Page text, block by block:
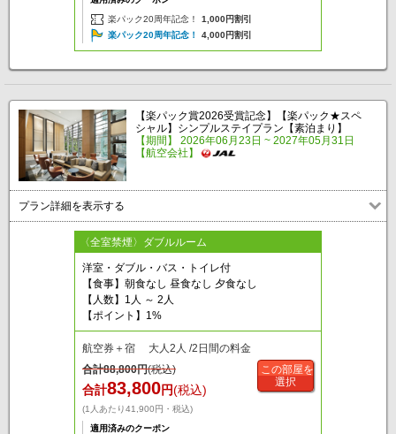
楽パック20周年記念！
1,000円割引
楽パック20周年記念！
4,000円割引
【楽パック賞2026受賞記念】【楽パック★スペ
シャル】シンプルステイプラン【素泊まり】
【期間】 2026年06月23日 ~ 2027年05月31日
【航空会社】
プラン詳細を表示する
〈全室禁煙〉ダブルルーム
洋室・ダブル・バス・トイレ付
【食事】朝食なし 昼食なし 夕食なし
【人数】1人 ～ 2人
【ポイント】1%
航空券＋宿 大人2人 /2日間の料金
合計88,800円(税込)
合計83,800円(税込)
(1人あたり41,900円・税込)
適用済みのクーポン
この部屋を
選択